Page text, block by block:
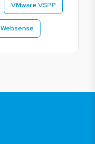
VMware VSPP
Websense